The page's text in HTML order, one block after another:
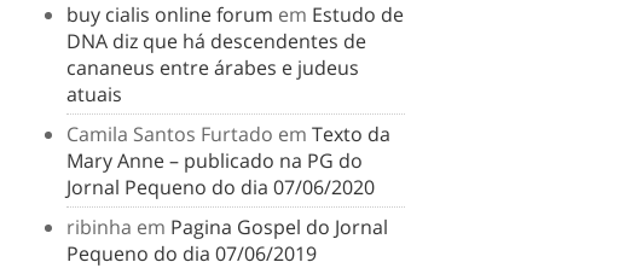
buy cialis online forum em Estudo de
DNA diz que há descendentes de
cananeus entre árabes e judeus
atuais
Camila Santos Furtado em Texto da
Mary Anne – publicado na PG do
Jornal Pequeno do dia 07/06/2020
ribinha em Pagina Gospel do Jornal
Pequeno do dia 07/06/2019